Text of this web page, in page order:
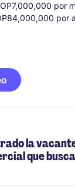
por
por
la
que